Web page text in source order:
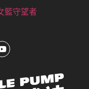
籃守望者